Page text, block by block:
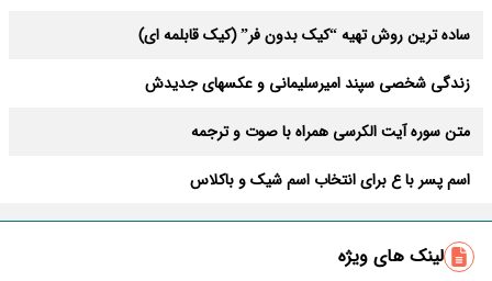
ساده ترین روش تهیه “کیک بدون فر” (کیک قابلمه ای)
زندگی شخصی سپند امیرسلیمانی و عکسهای جدیدش
متن سوره آیت الکرسی همراه با صوت و ترجمه
اسم پسر با ع برای انتخاب اسم شیک و باکلاس
جواب کامل اسم فامیلی که با ف شروع بشه
لینک های ویژه